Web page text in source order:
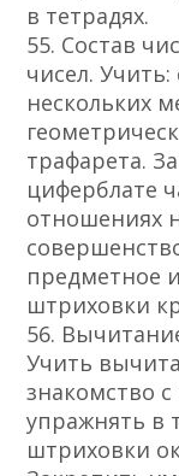
в тетрадях.
55. Состав
чисел. Учить:
нескольких
трафарета.
циферблате
отношениях
предметное
штриховки
56.
Учить
знакомство
упражнять в
штриховки